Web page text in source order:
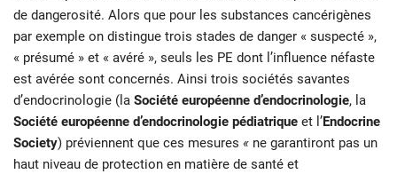
de dangerosité. Alors que pour les substances cancérigènes
par exemple on distingue trois stades de danger « suspecté »,
« présumé » et « avéré », seuls les PE dont l’influence néfaste
est avérée sont concernés. Ainsi trois sociétés savantes
d’endocrinologie (la Société européenne d’endocrinologie, la
Société européenne d’endocrinologie pédiatrique et l’Endocrine
Society) préviennent que ces mesures « ne garantiront pas un
haut niveau de protection en matière de santé et